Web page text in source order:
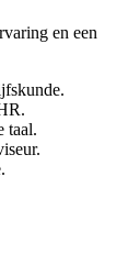
en een
taal.